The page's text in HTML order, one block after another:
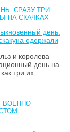
СРАЗУ ТРИ
НА СКАЧКАХ
день:
одержали
и королева
день на
три их
ВОЕННО-